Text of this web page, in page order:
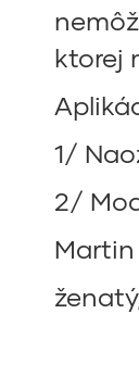
ktorej
1/
2/
Martin